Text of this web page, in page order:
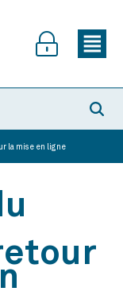
la mise en ligne